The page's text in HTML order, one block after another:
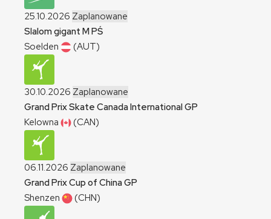
25.10.2026 Zaplanowane
Slalom gigant MPŚ
Soelden
(AUT)
30.10.2026 Zaplanowane
Grand Prix Skate Canada InternationalGP
Kelowna
(CAN)
06.11.2026 Zaplanowane
Grand Prix Cup of ChinaGP
Shenzen
(CHN)